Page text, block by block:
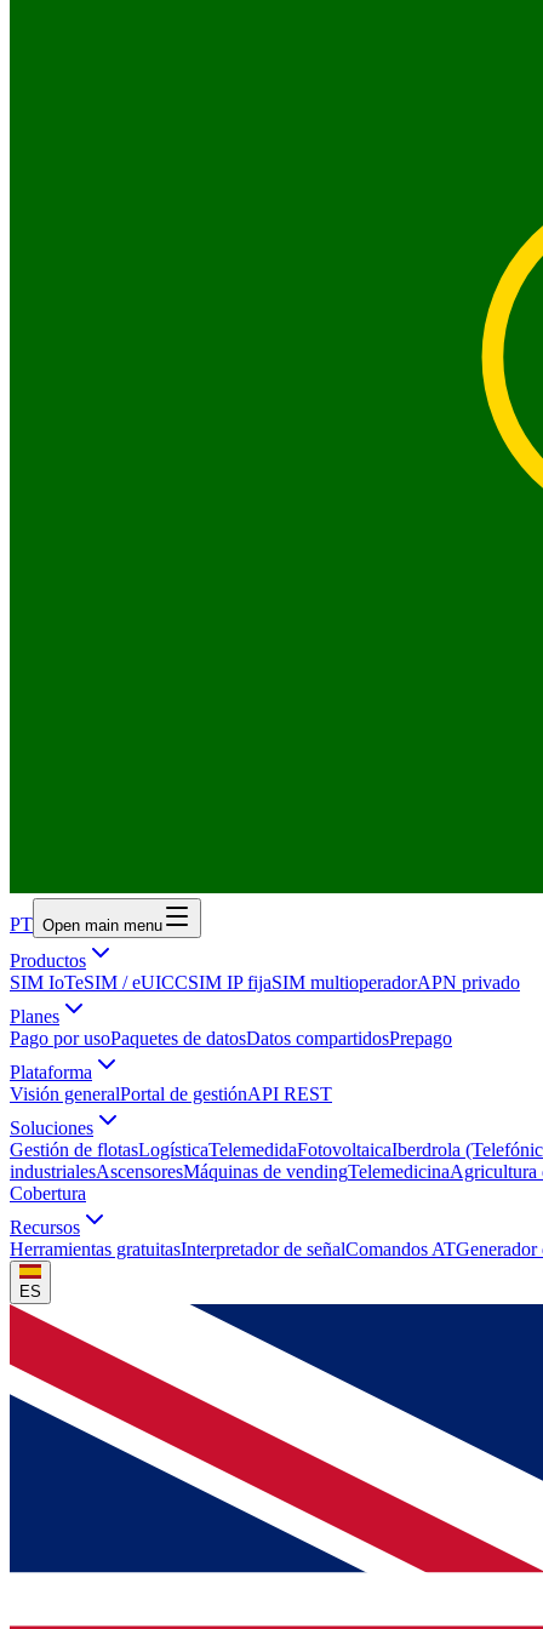
PT Open main menu
Productos
SIM IoTeSIM / eUICCSIM IP fijaSIM multioperadorAPN privado
Planes
Pago por usoPaquetes de datosDatos compartidosPrepago
Plataforma
Visión generalPortal de gestiónAPI REST
Soluciones
Gestión de flotasLogísticaTelemedidaFotovoltaicaIberdrola
industrialesAscensoresMáquinas de vendingTelemedicinaAgricultura
Cobertura
Recursos
Herramientas gratuitasInterpretador de señalComandos AT
ES